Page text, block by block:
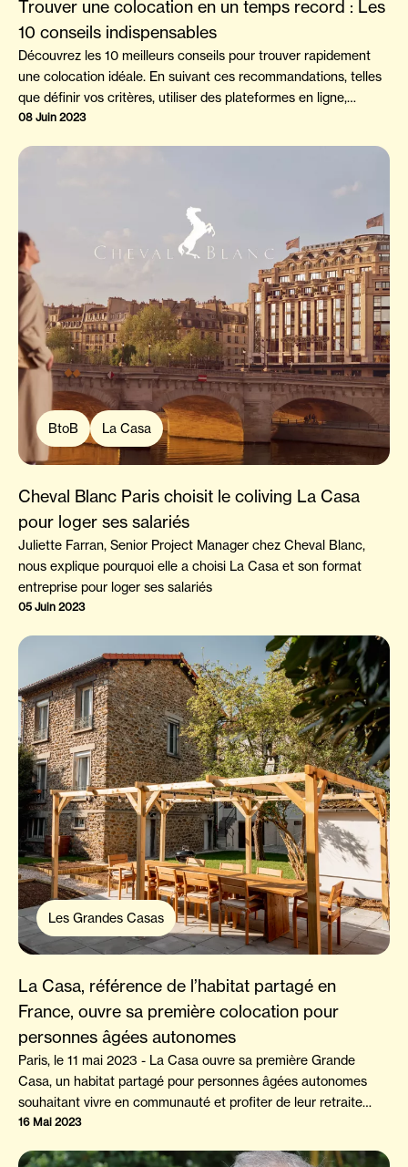
Trouver une colocation en un temps record : Les
10 conseils indispensables
Découvrez les 10 meilleurs conseils pour trouver rapidement
une colocation idéale. En suivant ces recommandations, telles
que définir vos critères, utiliser des plateformes en ligne,
préparer les visites, évaluer la compatibilité, considérer
favoriser une communication ouverte, respecter les règles,
rapidement une colocation qui correspond à vos attentes.
08 Juin 2023
BtoB La Casa
Cheval Blanc Paris choisit le coliving La Casa
pour loger ses salariés
Juliette Farran, Senior Project Manager chez Cheval Blanc,
nous explique pourquoi elle a choisi La Casa et son format
entreprise pour loger ses salariés
05 Juin 2023
Les Grandes Casas
La Casa, référence de l’habitat partagé en
France, ouvre sa première colocation pour
personnes âgées autonomes
Paris, le 11 mai 2023 - La Casa ouvre sa première Grande
Casa, un habitat partagé pour personnes âgées autonomes
souhaitant vivre en communauté et profiter de leur retraite
dans un environnement épanouissant, tout en préservant leur
16 Mai 2023